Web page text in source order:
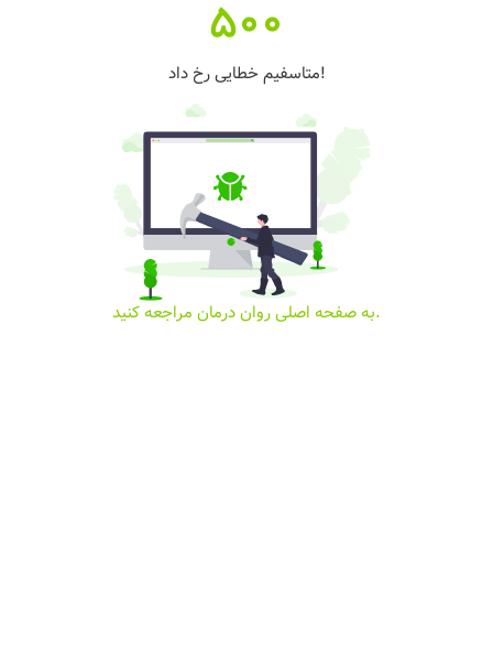
500
متاسفیم خطایی رخ داد!
به صفحه اصلی روان درمان مراجعه کنید.